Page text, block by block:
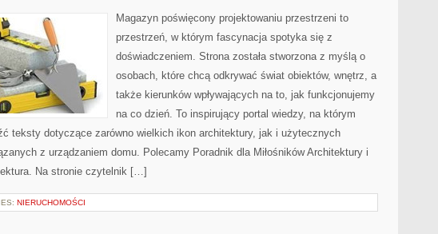
ARCHITEKTURY
Magazyn poświęcony projektowaniu przestrzeni to
przestrzeń, w którym fascynacja spotyka się z
doświadczeniem. Strona została stworzona z myślą o
osobach, które chcą odkrywać świat obiektów, wnętrz, a
także kierunków wpływających na to, jak funkcjonujemy
na co dzień. To inspirujący portal wiedzy, na którym
teksty dotyczące zarówno wielkich ikon architektury, jak i użytecznych
z urządzaniem domu. Polecamy Poradnik dla Miłośników Architektury i
Na stronie czytelnik […]
NIERUCHOMOŚCI